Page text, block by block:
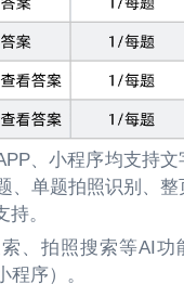
、小程序均支持
、单题拍照识别、整
。
、拍照搜索等AI功
程序）。